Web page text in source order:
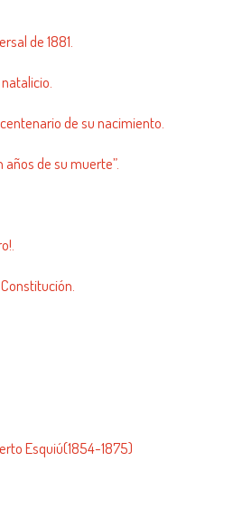
de 1881.
de su nacimiento.
años de su muerte”.
Esquiú(1854-1875)